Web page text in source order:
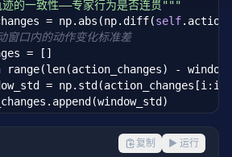
的一致性——专家行为是否连贯"""
= np.abs(np.diff(
self
窗口内的动作变化标准差
= []
range(len(action_changes) -
=
self ):
复制 ▶ 运行